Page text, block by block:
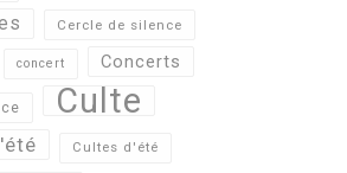
Cercle de silence
concert Concerts
Culte
Cultes d'été